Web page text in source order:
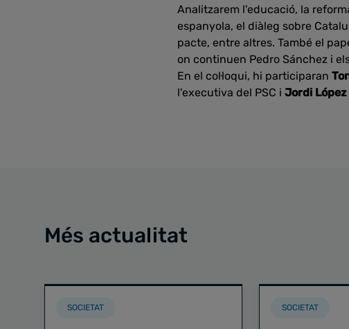
Analitzarem l'educació, la
espanyola, el diàleg sobre
pacte, entre altres. També el
on continuen Pedro Sánchez i
En el col·loqui, hi participaran
l'executiva del PSC i Jordi López
Més actualitat
SOCIETAT SOCIETAT